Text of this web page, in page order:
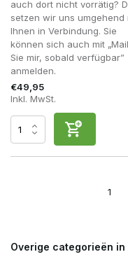
Ausrüstungen
Kann
eigenständig
verwendet werden
Lässt sich
problemlos mit
anderen
Tragesystemen
Viele erfahrene Spieler
Loadout, bei dem das
verteilt wird. Dies
auch dort nicht vorrätig?
setzen wir uns umgehend
Ihnen in Verbindung. Sie
können sich auch mit
Sie mir, sobald verfügbar”
anmelden.
€49,95
Inkl. MwSt.
1
Overige categorieën